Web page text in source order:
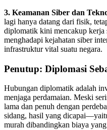
3. Keamanan Siber dan
lagi hanya datang dari fisik,
diplomatik kini mencakup
menghadapi kejahatan siber
infrastruktur vital suatu negara.
Penutup: Diplomasi
Hubungan diplomatik adalah
menjaga perdamaian. Meski
lama dan penuh dengan
sidang, hasil yang
murah dibandingkan biaya